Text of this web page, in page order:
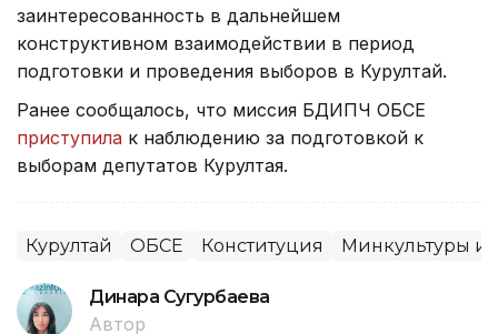
заинтересованность в дальнейшем
конструктивном взаимодействии в период
подготовки и проведения выборов в Курултай.
Ранее сообщалось, что миссия БДИПЧ ОБСЕ
приступила к наблюдению за подготовкой к
выборам депутатов Курултая.
Курултай ОБСЕ Конституция Минкультуры
Динара Сугурбаева
Автор